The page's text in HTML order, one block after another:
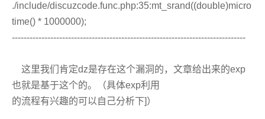
./include/discuzcode.func.php:35:mt_srand((double)micro
time() * 1000000);
-------------------------------------------------------------------------------
这里我们肯定dz是存在这个漏洞的，文章给出来的exp
也就是基于这个的。（具体exp利用
的流程有兴趣的可以自己分析下]）